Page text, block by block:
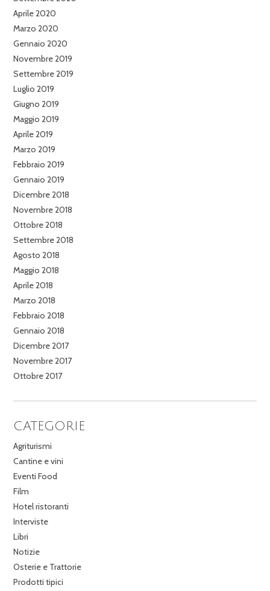
Aprile 2020
Marzo 2020
Gennaio 2020
Novembre 2019
Settembre 2019
Luglio 2019
Giugno 2019
Maggio 2019
Aprile 2019
Marzo 2019
Febbraio 2019
Gennaio 2019
Dicembre 2018
Novembre 2018
Ottobre 2018
Settembre 2018
Agosto 2018
Maggio 2018
Aprile 2018
Marzo 2018
Febbraio 2018
Gennaio 2018
Dicembre 2017
Novembre 2017
Ottobre 2017
CATEGORIE
Agriturismi
Cantine e vini
Eventi Food
Film
Hotel ristoranti
Interviste
Libri
Notizie
Osterie e Trattorie
Prodotti tipici